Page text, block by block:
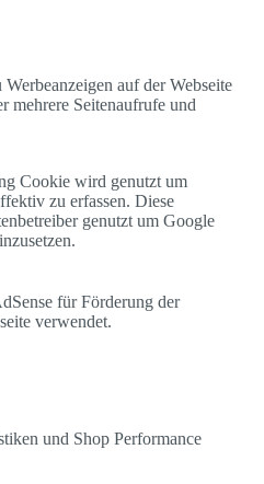
auf der Webseite
mehrere Seitenaufrufe und
Cookie wird genutzt um
zu erfassen. Diese
genutzt um Google
für Förderung der
verwendet.
und Shop Performance